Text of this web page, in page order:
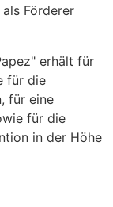
Förderer
erhält für
für die
für eine
für die
in der Höhe